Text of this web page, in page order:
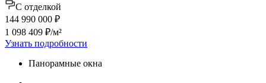
C отделкой
144 990 000 ₽
1 098 409 ₽/м²
Узнать подробности
Панорамные окна